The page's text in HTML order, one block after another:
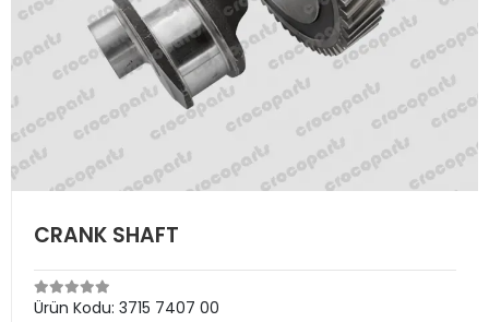
CRANK SHAFT
Ürün Kodu: 3715 7407 00